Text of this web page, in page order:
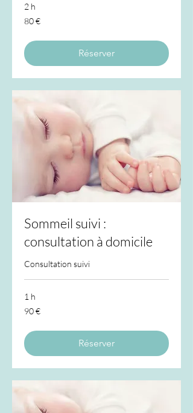
2 h
80
euros
80 €
Réserver
Sommeil suivi :
consultation à domicile
Consultation suivi
1 h
90
euros
90 €
Réserver